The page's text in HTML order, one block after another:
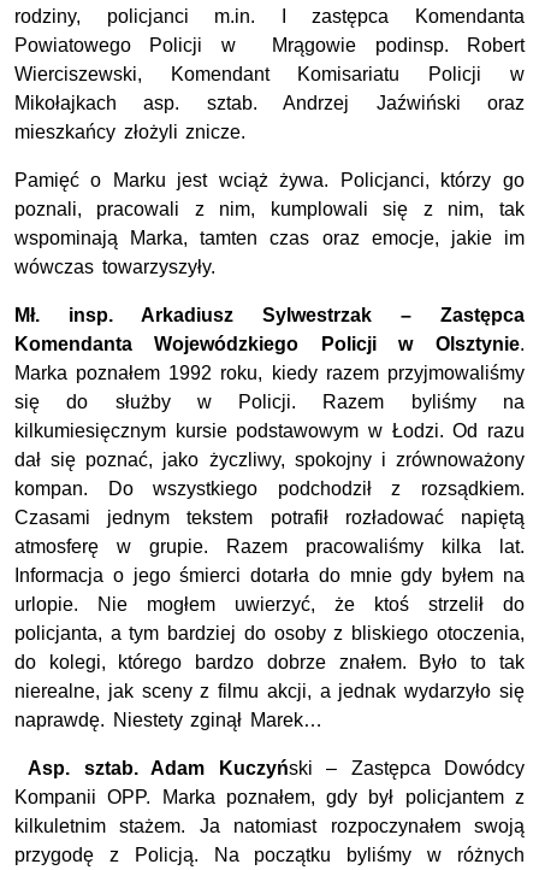
rodziny, policjanci m.in. I zastępca Komendanta
Powiatowego Policji w Mrągowie podinsp. Robert
Wierciszewski, Komendant Komisariatu Policji w
Mikołajkach asp. sztab. Andrzej Jaźwiński oraz
mieszkańcy złożyli znicze.
Pamięć o Marku jest wciąż żywa. Policjanci, którzy go
poznali, pracowali z nim, kumplowali się z nim, tak
wspominają Marka, tamten czas oraz emocje, jakie im
wówczas towarzyszyły.
Mł. insp. Arkadiusz Sylwestrzak – Zastępca
Komendanta Wojewódzkiego Policji w Olsztynie.
Marka poznałem 1992 roku, kiedy razem przyjmowaliśmy
się do służby w Policji. Razem byliśmy na
kilkumiesięcznym kursie podstawowym w Łodzi. Od razu
dał się poznać, jako życzliwy, spokojny i zrównoważony
kompan. Do wszystkiego podchodził z rozsądkiem.
Czasami jednym tekstem potrafił rozładować napiętą
atmosferę w grupie. Razem pracowaliśmy kilka lat.
Informacja o jego śmierci dotarła do mnie gdy byłem na
urlopie. Nie mogłem uwierzyć, że ktoś strzelił do
policjanta, a tym bardziej do osoby z bliskiego otoczenia,
do kolegi, którego bardzo dobrze znałem. Było to tak
nierealne, jak sceny z filmu akcji, a jednak wydarzyło się
naprawdę. Niestety zginął Marek…
Asp. sztab. Adam Kuczyński – Zastępca Dowódcy
Kompanii OPP. Marka poznałem, gdy był policjantem z
kilkuletnim stażem. Ja natomiast rozpoczynałem swoją
przygodę z Policją. Na początku byliśmy w różnych